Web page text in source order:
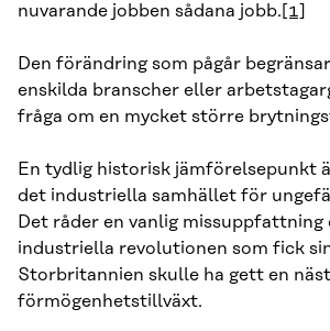
nuvarande jobben sådana jobb.[1]
Den förändring som pågår
enskilda branscher eller
fråga om en mycket större
En tydlig historisk jämförelsepunkt
det industriella samhället för
Det råder en vanlig missuppfattning
industriella revolutionen som fick
Storbritannien skulle ha gett en
förmögenhetstillväxt.